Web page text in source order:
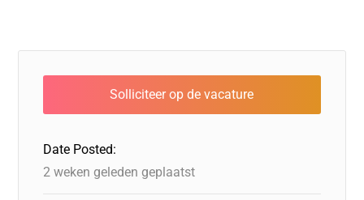
e
b
o
o
k
e
d
I
n
t
o
d
n
e
a
d
t
s
A
p
l
Date Posted:
2 weken geleden geplaatst